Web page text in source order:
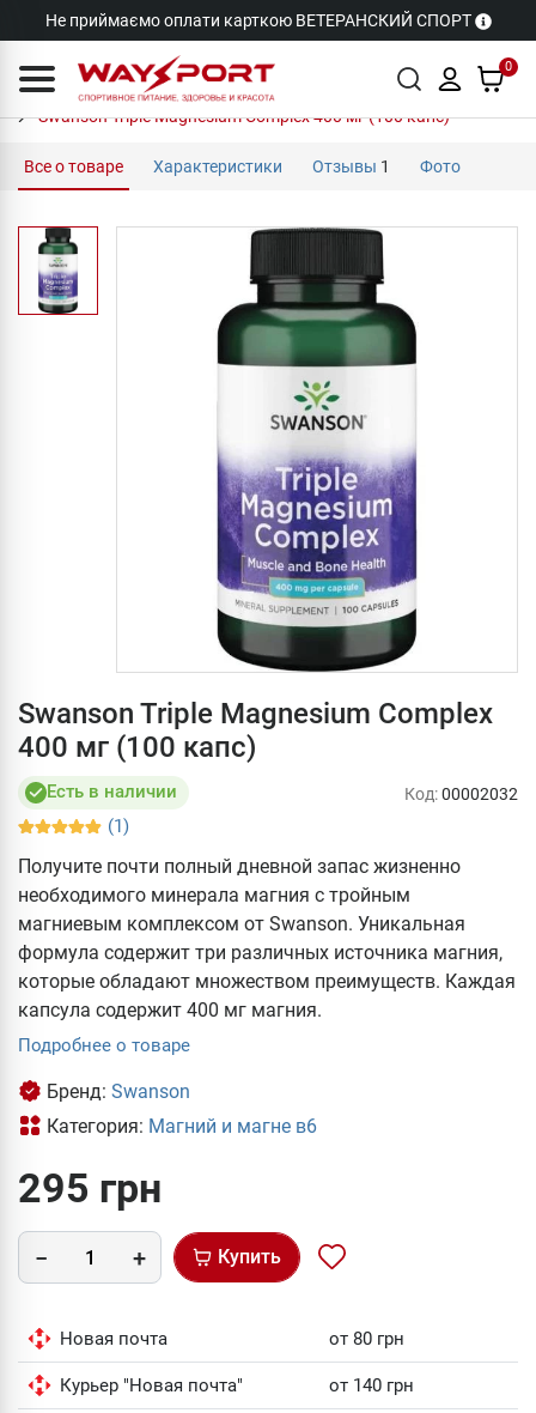
Не приймаємо оплати карткою ВЕТЕРАНСКИЙ СПОРТ
0
Swanson Triple Magnesium Complex 400 мг (100 капс)
Все о товаре Характеристики Отзывы 1 Фото
Swanson Triple Magnesium Complex
400 мг (100 капс)
Есть в наличии
(1)
Код:00002032
Получите почти полный дневной запас жизненно
необходимого минерала магния с тройным
магниевым комплексом от Swanson. Уникальная
формула содержит три различных источника магния,
которые обладают множеством преимуществ. Каждая
капсула содержит 400 мг магния.
Подробнее о товаре
Бренд: Swanson
Категория: Магний и магне в6
295 грн
Купить
Новая почта от 80 грн
Курьер "Новая почта" от 140 грн